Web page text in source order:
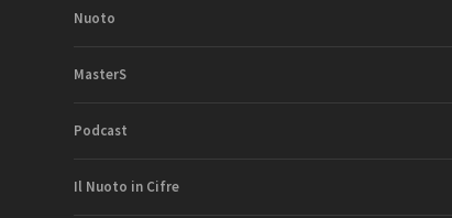
Nuoto
MasterS
Podcast
Il Nuoto in Cifre